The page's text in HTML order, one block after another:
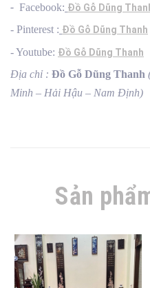
- Facebook: Đồ Gỗ Dũng
- Pinterest : Đồ Gỗ Dũng Thanh
- Youtube: Đồ Gỗ Dũng Thanh
Địa chỉ : Đồ Gỗ Dũng Thanh
Minh – Hải Hậu – Nam Định)
Sản